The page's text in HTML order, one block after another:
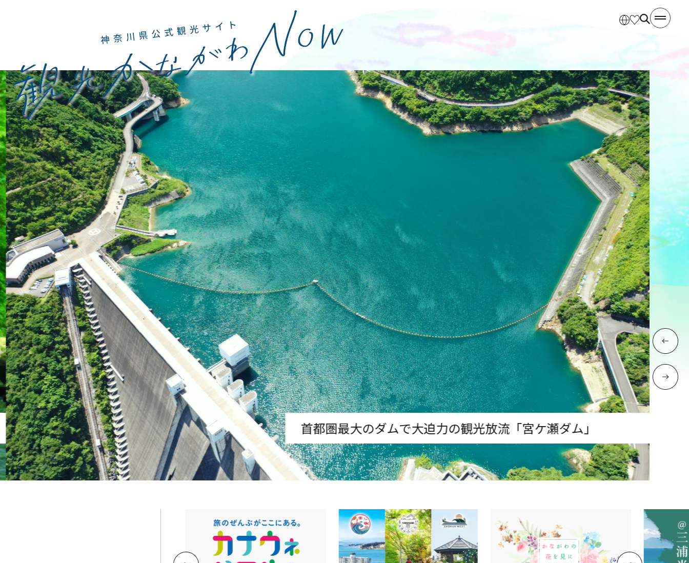
首都圏最大のダムで大迫力の観光放流「宮ケ瀬ダム」
グルメ・おみやげ イベント
お知らせ
パンフレット